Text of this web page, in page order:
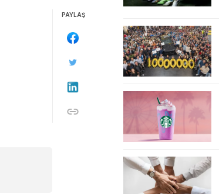
PAYLAŞ